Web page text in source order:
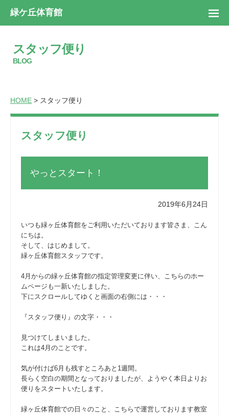
緑ケ丘体育館
スタッフ便り
BLOG
HOME > スタッフ便り
スタッフ便り
やっとスタート！
2019年6月24日
いつも緑ヶ丘体育館をご利用いただいております皆さま、こん
にちは。
そして、はじめまして。
緑ヶ丘体育館スタッフです。
4月からの緑ヶ丘体育館の指定管理変更に伴い、こちらのホー
ムページも一新いたしました。
下にスクロールしてゆくと画面の右側には・・・
『スタッフ便り』の文字・・・
見つけてしまいました。
これは4月のことです。
気が付けば6月も残すところあと1週間。
長らく空白の期間となっておりましたが、ようやく本日よりお
便りをスタートいたします。
緑ヶ丘体育館での日々のこと、こちらで運営しております教室